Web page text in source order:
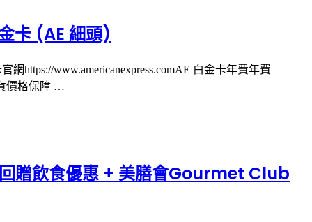
卡 (AE 細頭)
https://www.americanexpress.comAE 白金卡年費年費
價格保障 …
贈飲食優惠 + 美膳會Gourmet Club